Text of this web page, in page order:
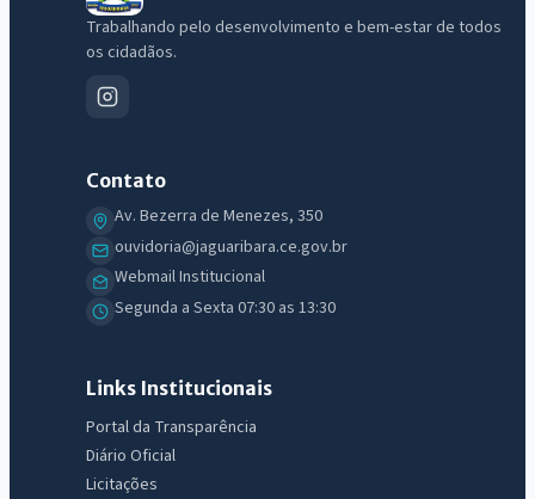
Trabalhando pelo desenvolvimento e bem-estar de todos
os cidadãos.
Contato
Av. Bezerra de Menezes, 350
ouvidoria@jaguaribara.ce.gov.br
Webmail Institucional
Segunda a Sexta 07:30 as 13:30
Links Institucionais
Portal da Transparência
Diário Oficial
Licitações